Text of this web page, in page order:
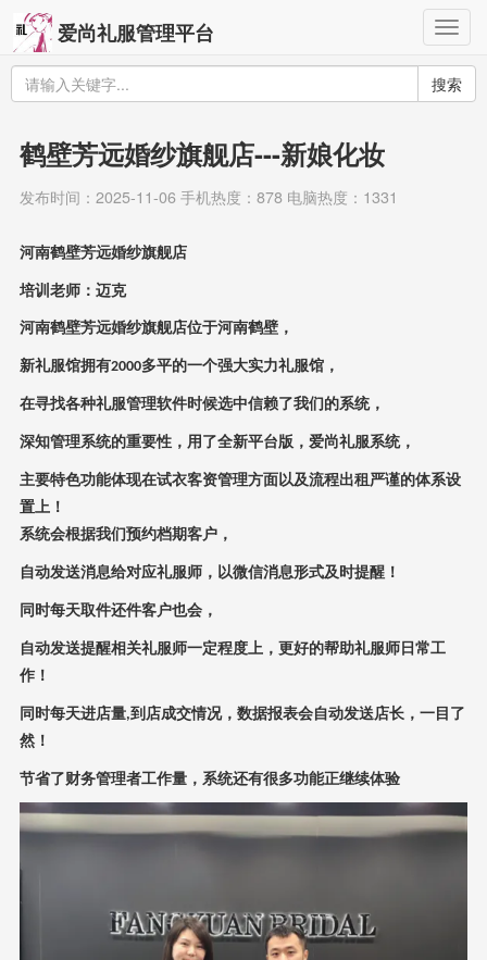
爱尚礼服管理平台
搜索
鹤壁芳远婚纱旗舰店---新娘化妆
发布时间：2025-11-06 手机热度：878 电脑热度：1331
河南鹤壁芳远婚纱旗舰店
培训老师：迈克
河南鹤壁芳远婚纱旗舰店位于河南鹤壁，
新礼服馆拥有2000多平的一个强大实力礼服馆，
在寻找各种礼服管理软件时候选中信赖了我们的系统，
深知管理系统的重要性，用了全新平台版，爱尚礼服系统，
主要特色功能体现在试衣客资管理方面以及流程出租严谨的体系设
置上 ！
系统会根据我们预约档期客户，
自动发送消息给对应礼服师，以微信消息形式及时提醒！
同时每天取件还件客户也会，
自动发送提醒相关礼服师一定程度上，更好的帮助礼服师日常工
作！
同时每天进店量,到店成交情况，数据报表会自动发送店长，一目了
然！
节省了财务管理者工作量，系统还有很多功能正继续体验